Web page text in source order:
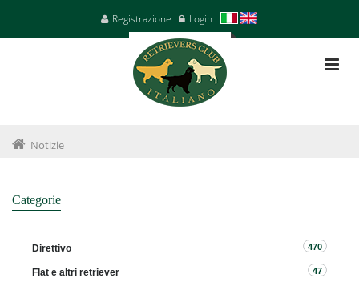
Registrazione Login
Notizie
Categorie
Direttivo 470
Flat e altri retriever 47